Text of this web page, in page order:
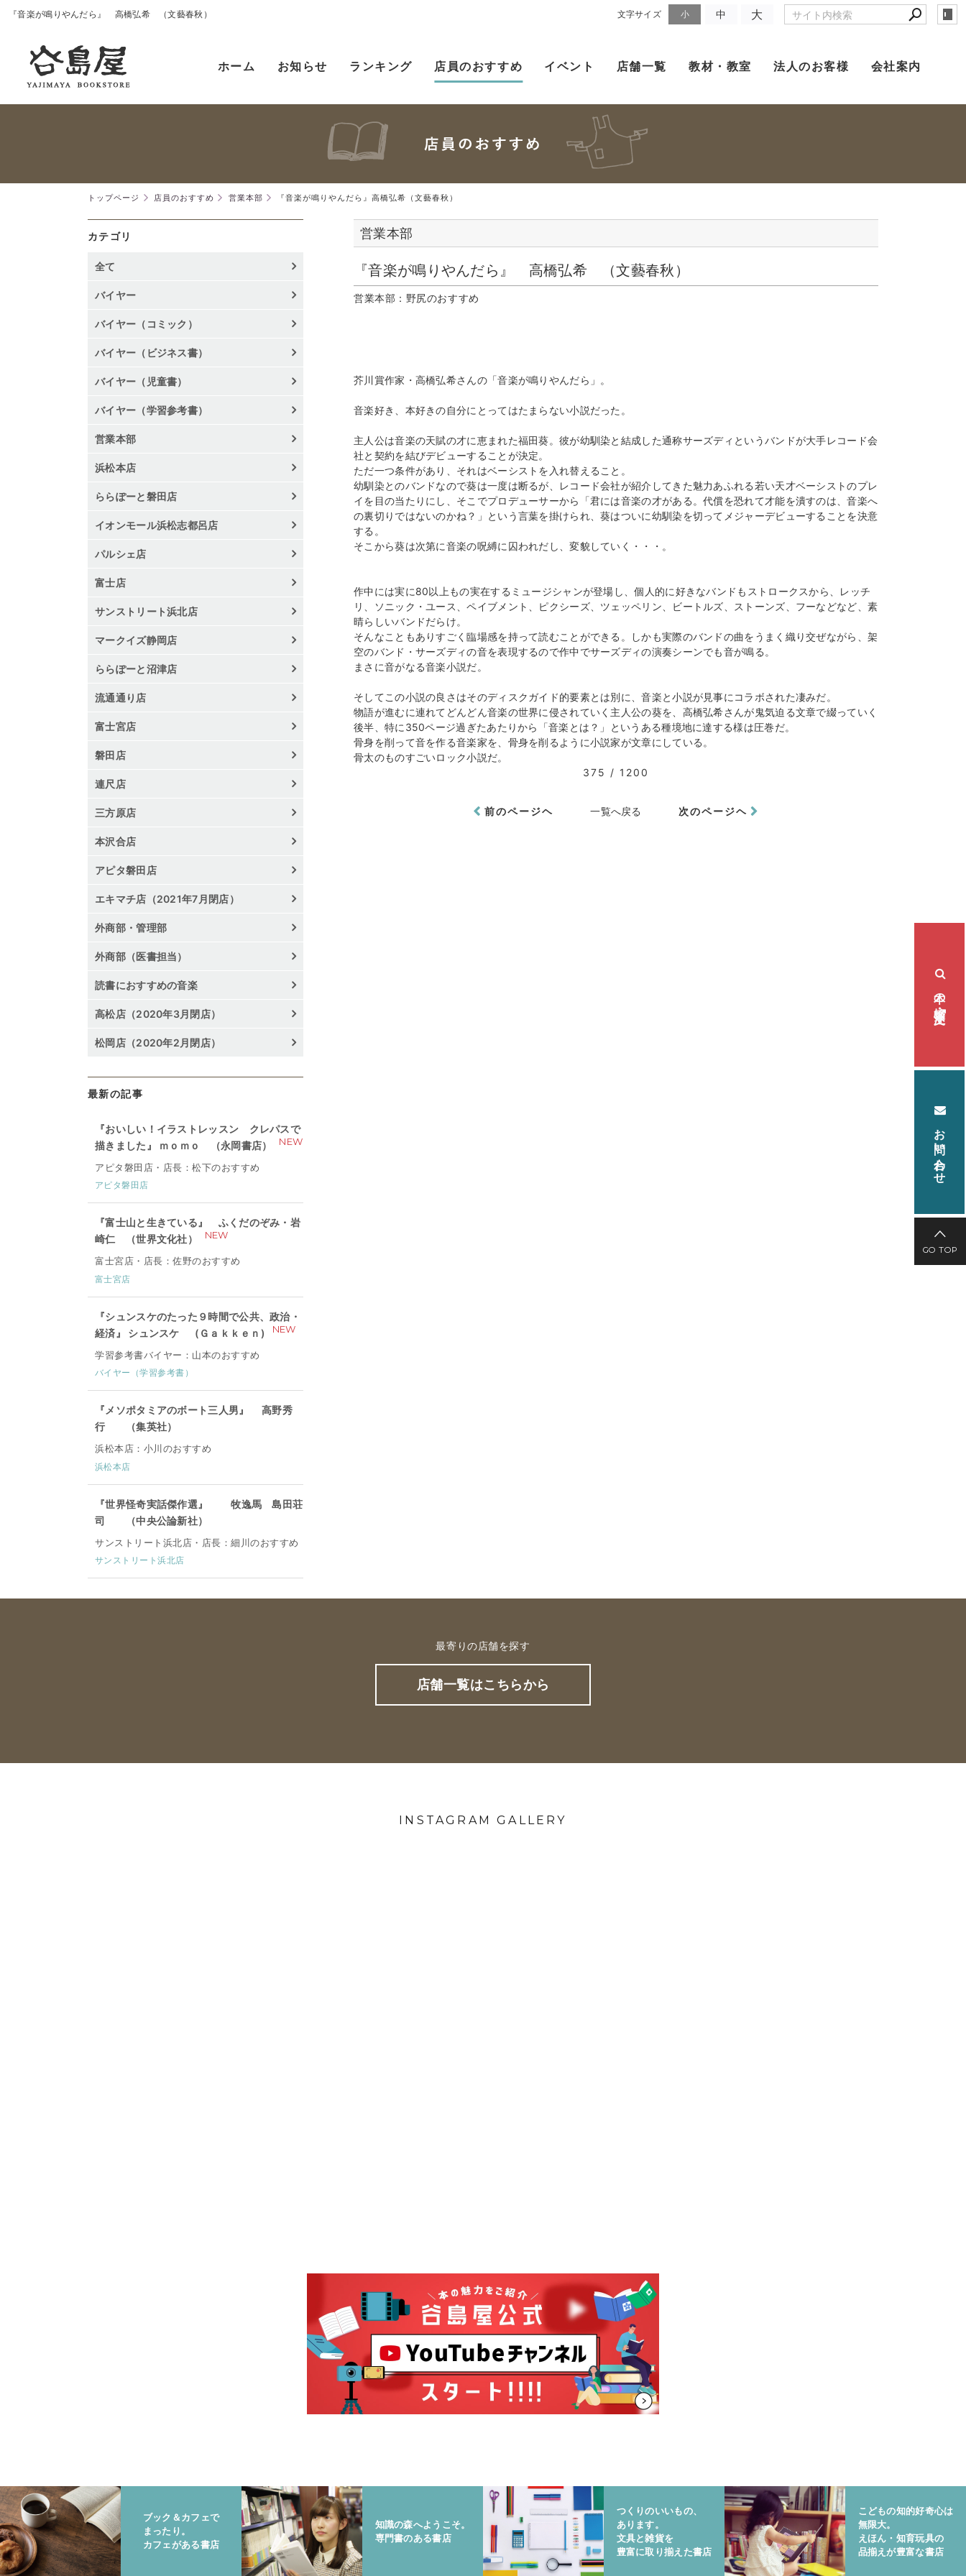
『音楽が鳴りやんだら』 高橋弘希 （文藝春秋） 文字サイズ 小 中 大
本の検索・注文
お問い合わせ
GO TOP
ホーム お知らせ ランキング 店員のおすすめ イベント 店舗一覧 教材・教室 法人のお客様 会社案内
トップページ 店員のおすすめ 営業本部 『音楽が鳴りやんだら』高橋弘希（文藝春秋）
営業本部
『音楽が鳴りやんだら』 高橋弘希 （文藝春秋）
営業本部：野尻のおすすめ
芥川賞作家・高橋弘希さんの「音楽が鳴りやんだら」。
音楽好き、本好きの自分にとってはたまらない小説だった。
主人公は音楽の天賦の才に恵まれた福田葵。彼が幼馴染と結成した通称サーズディというバンドが大手レコード会
社と契約を結びデビューすることが決定。
ただ一つ条件があり、それはベーシストを入れ替えること。
幼馴染とのバンドなので葵は一度は断るが、レコード会社が紹介してきた魅力あふれる若い天才ベーシストのプレ
イを目の当たりにし、そこでプロデューサーから「君には音楽の才がある。代償を恐れて才能を潰すのは、音楽へ
の裏切りではないのかね？」という言葉を掛けられ、葵はついに幼馴染を切ってメジャーデビューすることを決意
する。
そこから葵は次第に音楽の呪縛に囚われだし、変貌していく・・・。
作中には実に80以上もの実在するミュージシャンが登場し、個人的に好きなバンドもストロークスから、レッチ
リ、ソニック・ユース、ペイブメント、ピクシーズ、ツェッペリン、ビートルズ、ストーンズ、フーなどなど、素
晴らしいバンドだらけ。
そんなこともありすごく臨場感を持って読むことができる。しかも実際のバンドの曲をうまく織り交ぜながら、架
空のバンド・サーズディの音を表現するので作中でサーズディの演奏シーンでも音が鳴る。
まさに音がなる音楽小説だ。
そしてこの小説の良さはそのディスクガイド的要素とは別に、音楽と小説が見事にコラボされた凄みだ。
物語が進むに連れてどんどん音楽の世界に侵されていく主人公の葵を、高橋弘希さんが鬼気迫る文章で綴っていく
後半、特に350ページ過ぎたあたりから「音楽とは？」というある種境地に達する様は圧巻だ。
骨身を削って音を作る音楽家を、骨身を削るように小説家が文章にしている。
骨太のものすごいロック小説だ。
375 / 1200
前のページヘ 一覧へ戻る 次のページヘ
カテゴリ
全て
バイヤー
バイヤー（コミック）
バイヤー（ビジネス書）
バイヤー（児童書）
バイヤー（学習参考書）
営業本部
浜松本店
ららぽーと磐田店
イオンモール浜松志都呂店
パルシェ店
富士店
サンストリート浜北店
マークイズ静岡店
ららぽーと沼津店
流通通り店
富士宮店
磐田店
連尺店
三方原店
本沢合店
アピタ磐田店
エキマチ店（2021年7月閉店）
外商部・管理部
外商部（医書担当）
読書におすすめの音楽
高松店（2020年3月閉店）
松岡店（2020年2月閉店）
最新の記事
『おいしい！イラストレッスン クレパスで
描きました』 ｍｏｍｏ （永岡書店）
NEW
アピタ磐田店・店長：松下のおすすめ
アピタ磐田店
『富士山と生きている』 ふくだのぞみ・岩
崎仁 （世界文化社）
NEW
富士宮店・店長：佐野のおすすめ
富士宮店
『シュンスケのたった９時間で公共、政治・
経済』 シュンスケ (Ｇａｋｋｅｎ)
NEW
学習参考書バイヤー：山本のおすすめ
バイヤー（学習参考書）
『メソポタミアのボート三人男』 高野秀
行 （集英社）
浜松本店：小川のおすすめ
浜松本店
『世界怪奇実話傑作選』 牧逸馬 島田荘
司 （中央公論新社）
サンストリート浜北店・店長：細川のおすすめ
サンストリート浜北店
最寄りの店舗を探す
店舗一覧はこちらから
INSTAGRAM GALLERY
ブック＆カフェで
まったり。
カフェがある書店
知識の森へようこそ。
専門書のある書店
つくりのいいもの、
あります。
文具と雑貨を
豊富に取り揃えた書店
こどもの知的好奇心は
無限大。
えほん・知育玩具の
品揃えが豊富な書店